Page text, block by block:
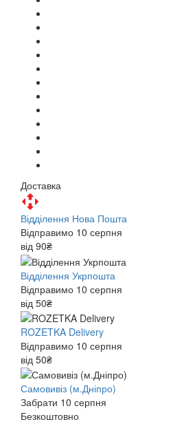
Доставка
Відділення Нова Пошта
Відправимо 10 серпня
від 90₴
Відділення Укрпошта
Відправимо 10 серпня
від 50₴
ROZETKA Delivery
Відправимо 10 серпня
від 50₴
Самовивіз (м.Дніпро)
Забрати 10 серпня
Безкоштовно